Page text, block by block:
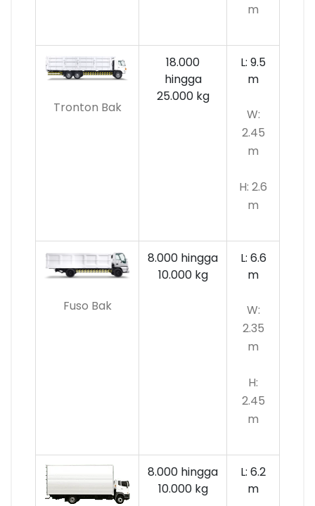
m
Tronton Bak
18.000
hingga
25.000 kg
L: 9.5
m
W:
2.45
m
H: 2.6
m
Fuso Bak
8.000 hingga
10.000kg
L: 6.6
m
W:
2.35
m
H:
2.45
m
8.000 hingga
10.000 kg
L: 6.2
m